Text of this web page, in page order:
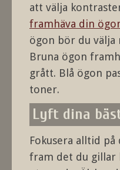
att välja
framhäva din
ögon bör du
Bruna ögon
grått. Blå ögon
toner.
Lyft dina
Fokusera alltid
fram det du gillar